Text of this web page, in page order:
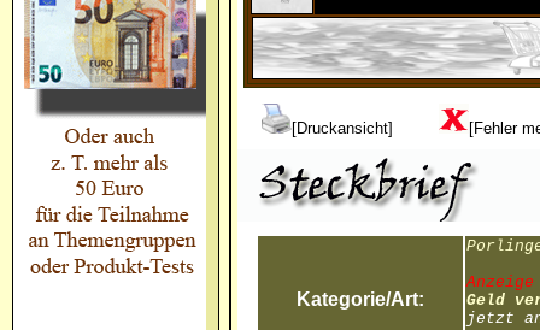
[Druckansicht] [Fehler
Kategorie/Art:
Anzeige
Geld
jetzt